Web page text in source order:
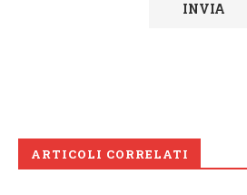
ARTICOLI CORRELATI